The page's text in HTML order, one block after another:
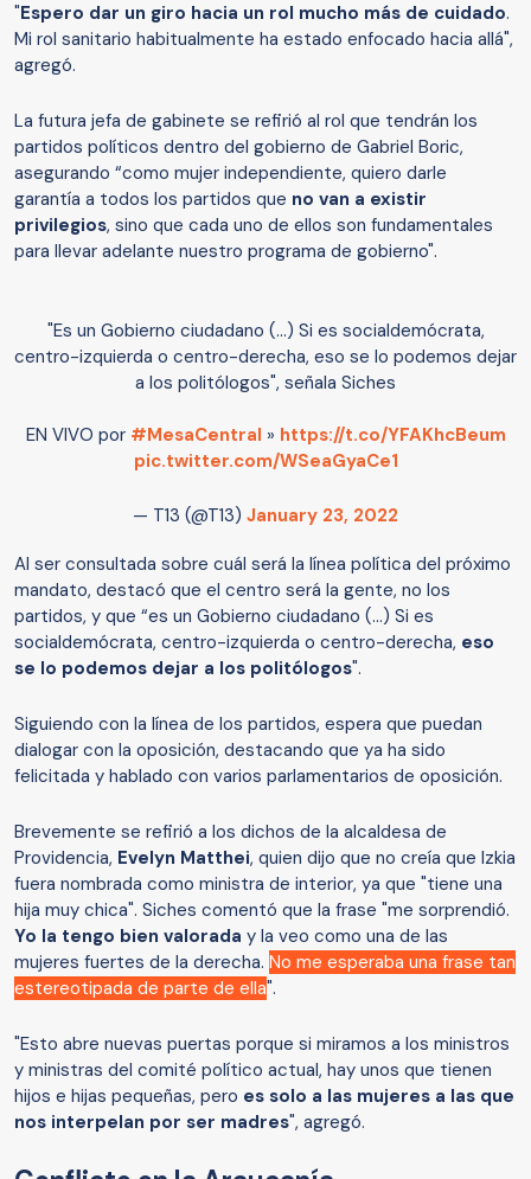
"Espero dar un giro hacia un rol mucho más de cuidado.
Mi rol sanitario habitualmente ha estado enfocado hacia allá",
agregó.
La futura jefa de gabinete se refirió al rol que tendrán los
partidos políticos dentro del gobierno de Gabriel Boric,
asegurando “como mujer independiente, quiero darle
garantía a todos los partidos que no van a existir
privilegios, sino que cada uno de ellos son fundamentales
para llevar adelante nuestro programa de gobierno".
"Es un Gobierno ciudadano (...) Si es socialdemócrata,
centro-izquierda o centro-derecha, eso se lo podemos dejar
a los politólogos", señala Siches
EN VIVO por #MesaCentral » https://t.co/YFAKhcBeum
pic.twitter.com/WSeaGyaCe1
— T13 (@T13) January 23, 2022
Al ser consultada sobre cuál será la línea política del próximo
mandato, destacó que el centro será la gente, no los
partidos, y que “es un Gobierno ciudadano (...) Si es
socialdemócrata, centro-izquierda o centro-derecha, eso
se lo podemos dejar a los politólogos".
Siguiendo con la línea de los partidos, espera que puedan
dialogar con la oposición, destacando que ya ha sido
felicitada y hablado con varios parlamentarios de oposición.
Brevemente se refirió a los dichos de la alcaldesa de
Providencia, Evelyn Matthei, quien dijo que no creía que Izkia
fuera nombrada como ministra de interior, ya que "tiene una
hija muy chica". Siches comentó que la frase "me sorprendió.
Yo la tengo bien valorada y la veo como una de las
mujeres fuertes de la derecha. No me esperaba una frase tan
estereotipada de parte de ella".
"Esto abre nuevas puertas porque si miramos a los ministros
y ministras del comité político actual, hay unos que tienen
hijos e hijas pequeñas, pero es solo a las mujeres a las que
nos interpelan por ser madres", agregó.